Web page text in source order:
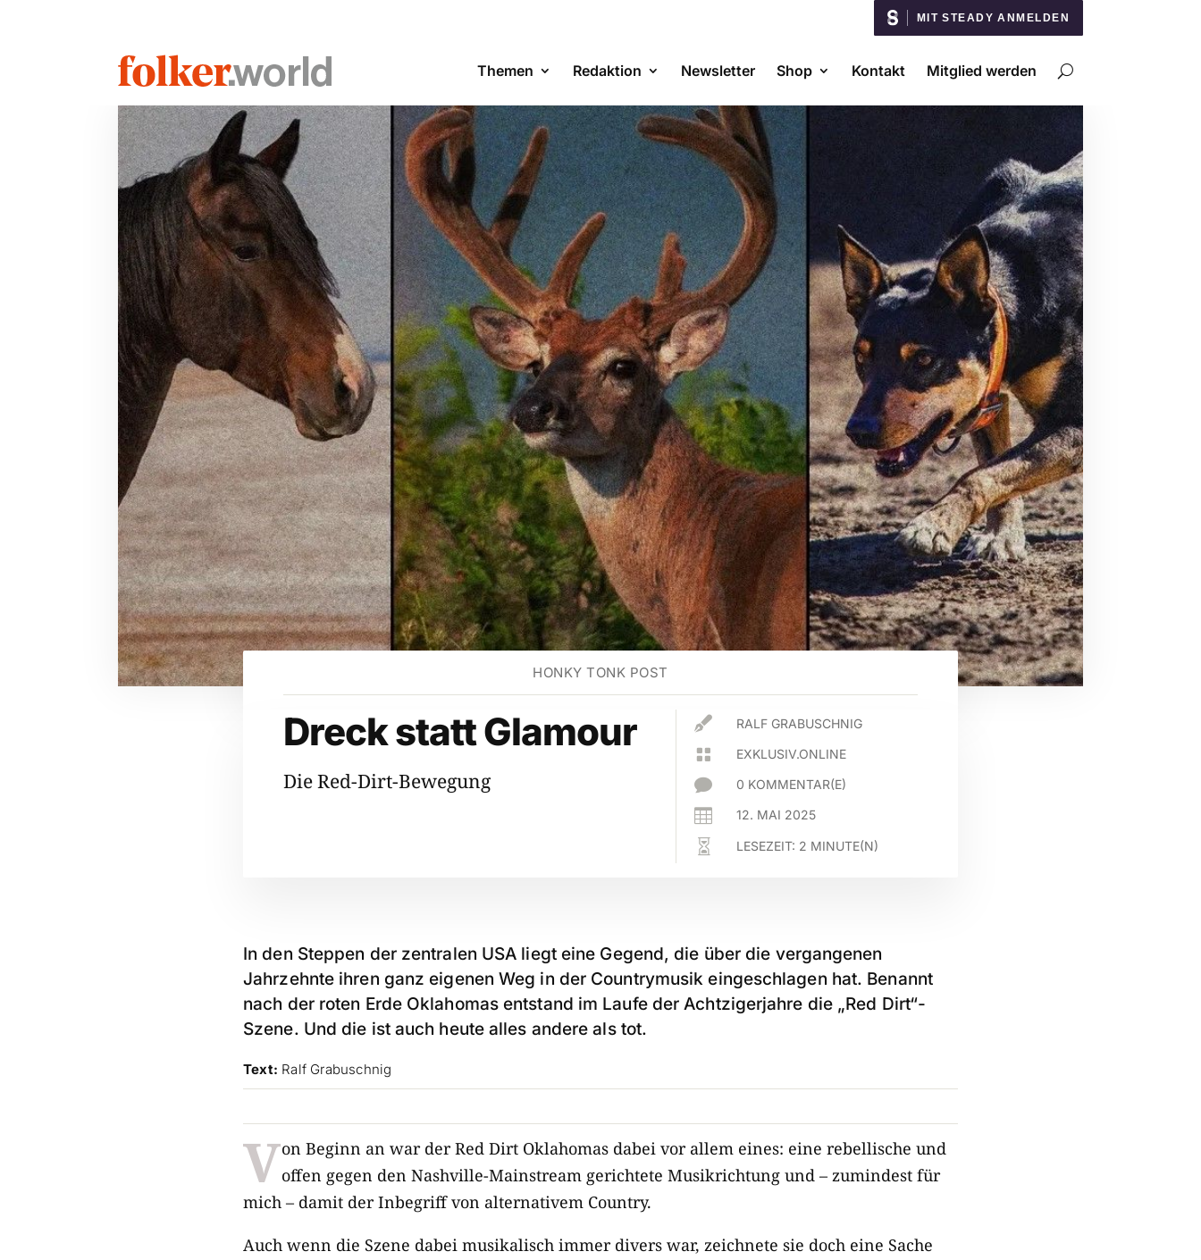
MIT STEADY ANMELDEN
Themen Redaktion Newsletter Shop Kontakt Mitglied werden
HONKY TONK POST
Dreck statt Glamour
Die Red-Dirt-Bewegung
 RALF GRABUSCHNIG
 EXKLUSIV.ONLINE
 0 KOMMENTAR(E)
 12. MAI 2025
 LESEZEIT: 2 MINUTE(N)
In den Steppen der zentralen USA liegt eine Gegend, die über die vergangenen
Jahrzehnte ihren ganz eigenen Weg in der Countrymusik eingeschlagen hat. Benannt
nach der roten Erde Oklahomas entstand im Laufe der Achtzigerjahre die „Red Dirt“-
Szene. Und die ist auch heute alles andere als tot.
Text: Ralf Grabuschnig
Von Beginn an war der Red Dirt Oklahomas dabei vor allem eines: eine rebellische und
offen gegen den Nashville-Mainstream gerichtete Musikrichtung und – zumindest für
mich – damit der Inbegriff von alternativem Country.
Auch wenn die Szene dabei musikalisch immer divers war, zeichnete sie doch eine Sache